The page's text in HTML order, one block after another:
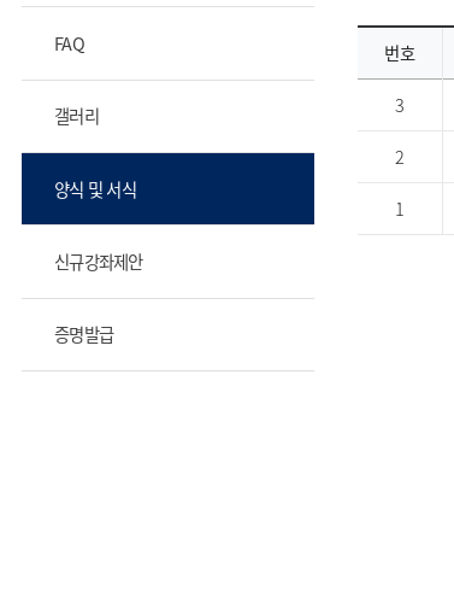
FAQ
갤러리
양식 및 서식
신규강좌제안
증명발급
번호
3
2
1